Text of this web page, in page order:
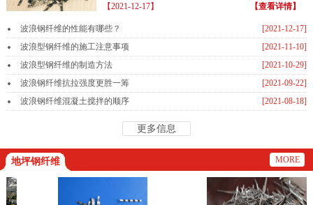
【2021-12-17】
【查看详情】
[2021-12-17]
波浪钢纤维的性能有哪些？
[2021-11-10]
波浪型钢纤维的施工注意事项
[2021-10-29]
波浪型钢纤维的制造方法
[2021-09-22]
波浪钢纤维抗拉强度更胜一筹
[2021-08-18]
波浪钢纤维混凝土搅拌的顺序
更多信息
地坪钢纤维 MORE